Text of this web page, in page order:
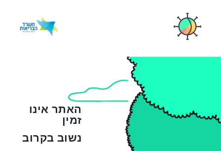
האתר אינו
זמין
נשוב בקרוב